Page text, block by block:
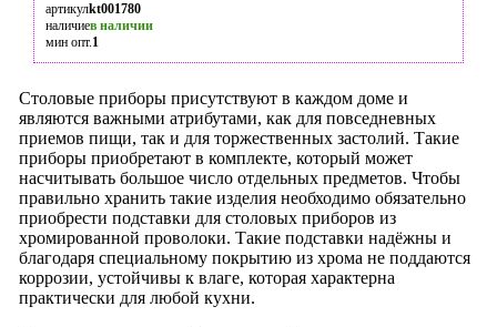
артикулkt001780
наличиев наличии
мин опт.1
Столовые приборы присутствуют в каждом доме и
являются важными атрибутами, как для повседневных
приемов пищи, так и для торжественных застолий. Такие
приборы приобретают в комплекте, который может
насчитывать большое число отдельных предметов. Чтобы
правильно хранить такие изделия необходимо обязательно
приобрести подставки для столовых приборов из
хромированной проволоки. Такие подставки надёжны и
благодаря специальному покрытию из хрома не поддаются
коррозии, устойчивы к влаге, которая характерна
практически для любой кухни.